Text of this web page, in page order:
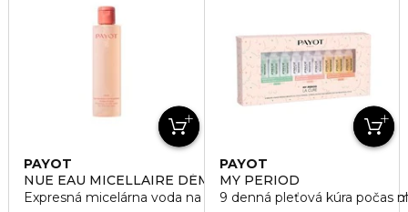
PAYOT
NUE EAU MICELLAIRE DÉMAQUILLANTE
Expresná micelárna voda na odlíčenie pre veľmi senzitívnu
PAYOT
MY PERIOD
9 denná pleťová kúra počas